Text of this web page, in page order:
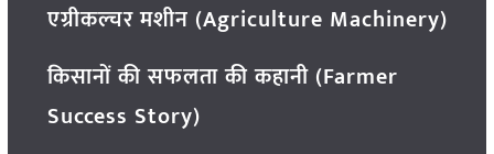
एग्रीकल्चर मशीन (Agriculture Machinery)
किसानों की सफलता की कहानी (Farmer
Success Story)